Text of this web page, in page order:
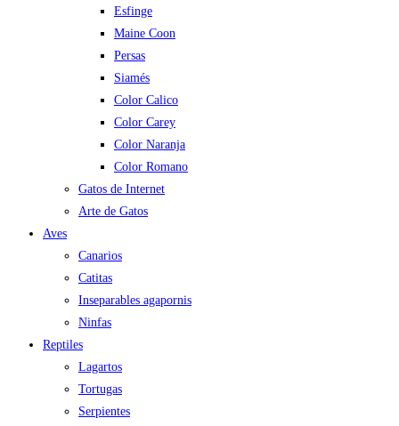
Esfinge
Maine Coon
Persas
Siamés
Color Calico
Color Carey
Color Naranja
Color Romano
Gatos de Internet
Arte de Gatos
Aves
Canarios
Catitas
Inseparables agapornis
Ninfas
Reptiles
Lagartos
Tortugas
Serpientes